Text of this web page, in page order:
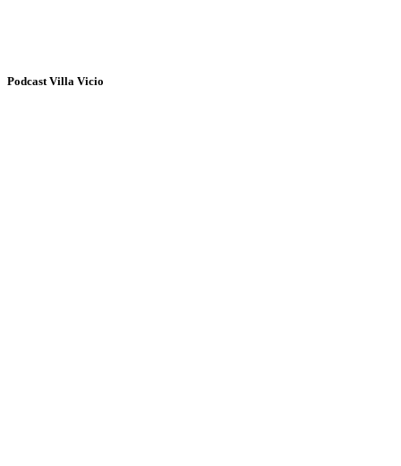
Podcast Villa Vicio